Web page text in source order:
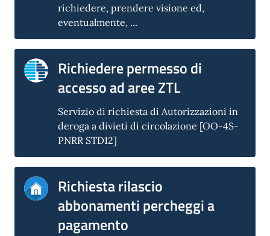
richiedere, prendere visione ed,
eventualmente, ...
Richiedere permesso di
accesso ad aree ZTL
Servizio di richiesta di Autorizzazioni in
deroga a divieti di circolazione [OO-4S-
PNRR STD12]
Richiesta rilascio
abbonamenti percheggi a
pagamento